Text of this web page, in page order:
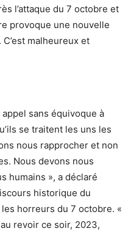
l’attaque du 7 octobre et
provoque une nouvelle
malheureux et
sans équivoque à
se traitent les uns les
nous rapprocher et non
Nous devons nous
humains », a déclaré
historique du
horreurs du 7 octobre. «
revoir ce soir, 2023,